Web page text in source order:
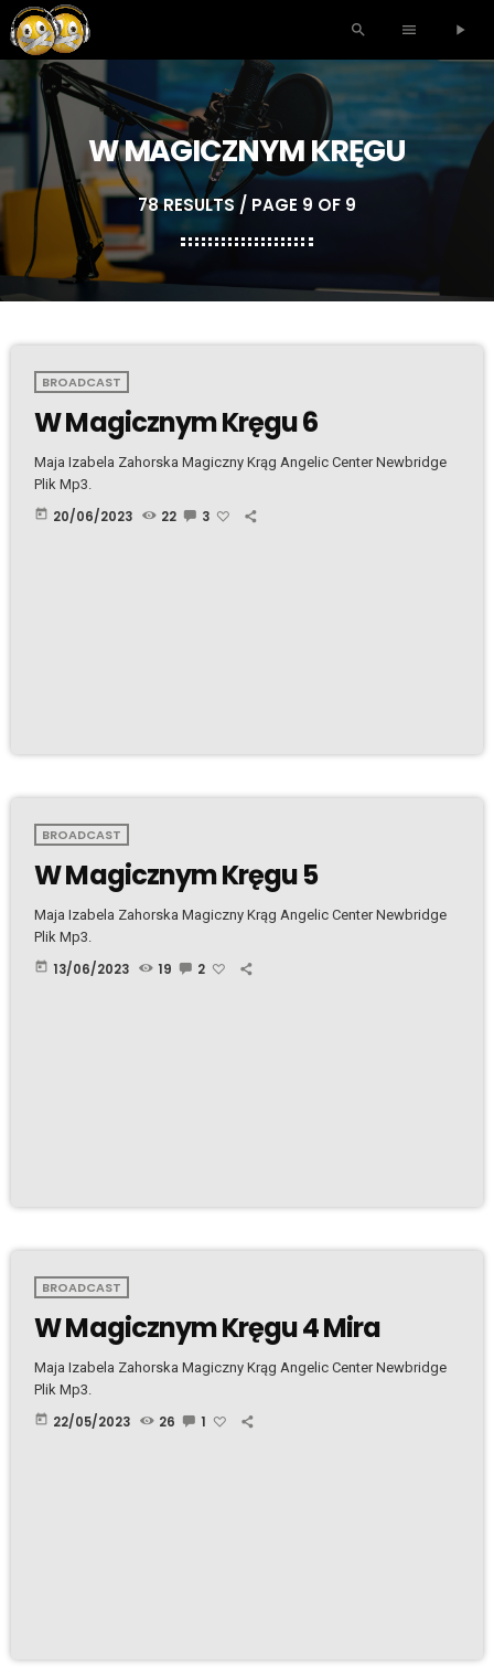
search menu play_arrow
W MAGICZNYM KRĘGU
78 RESULTS / PAGE 9 OF 9
BROADCAST
W Magicznym Kręgu 6
Maja Izabela Zahorska Magiczny Krąg Angelic Center Newbridge
Plik Mp3.
today 20/06/2023 22 3
BROADCAST
W Magicznym Kręgu 5
Maja Izabela Zahorska Magiczny Krąg Angelic Center Newbridge
Plik Mp3.
today 13/06/2023 19 2
BROADCAST
W Magicznym Kręgu 4 Mira
Maja Izabela Zahorska Magiczny Krąg Angelic Center Newbridge
Plik Mp3.
today 22/05/2023 26 1